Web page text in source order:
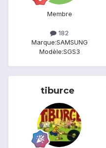
Membre
182
Marque:SAMSUNG
Modèle:SGS3
tiburce